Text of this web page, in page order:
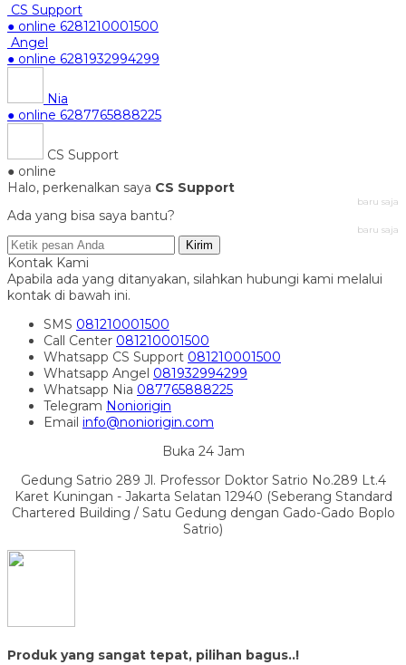
CS Support
● online 6281210001500
Angel
● online 6281932994299
Nia
● online 6287765888225
CS Support
● online
Halo, perkenalkan saya CS Support
baru saja
Ada yang bisa saya bantu?
baru saja
Kirim
Kontak Kami
Apabila ada yang ditanyakan, silahkan hubungi kami melalui
kontak di bawah ini.
SMS 081210001500
Call Center 081210001500
Whatsapp CS Support 081210001500
Whatsapp Angel 081932994299
Whatsapp Nia 087765888225
Telegram Noniorigin
Email info@noniorigin.com
Buka 24 Jam
Gedung Satrio 289 Jl. Professor Doktor Satrio No.289 Lt.4
Karet Kuningan - Jakarta Selatan 12940 (Seberang Standard
Chartered Building / Satu Gedung dengan Gado-Gado Boplo
Satrio)
Produk yang sangat tepat, pilihan bagus..!